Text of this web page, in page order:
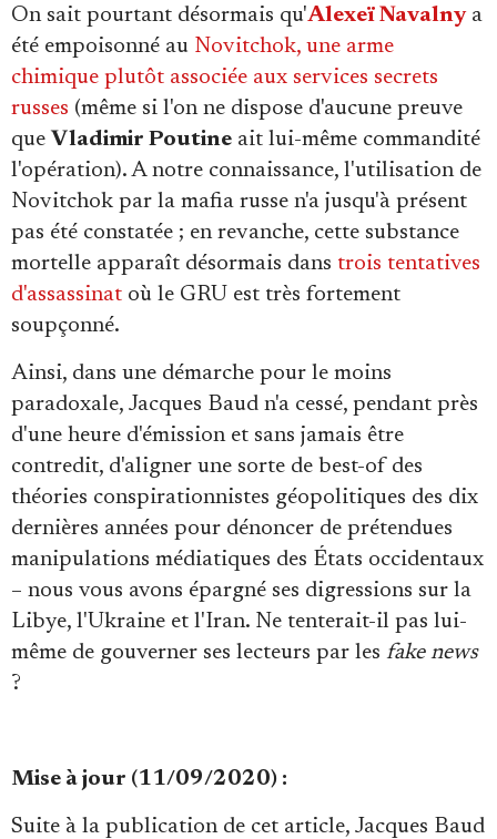
On sait pourtant désormais qu'Alexeï Navalnya
été empoisonné au Novitchok, une arme
chimique plutôt associée aux services secrets
russes (même si l'on ne dispose d'aucune preuve
que Vladimir Poutine ait lui-même commandité
l'opération). A notre connaissance, l'utilisation de
Novitchok par la mafia russe n'a jusqu'à présent
pas été constatée ; en revanche, cette substance
mortelle apparaît désormais dans trois tentatives
d'assassinat où le GRU est très fortement
soupçonné.
Ainsi, dans une démarche pour le moins
paradoxale, Jacques Baud n'a cessé, pendant près
d'une heure d'émission et sans jamais être
contredit, d'aligner une sorte de best-of des
théories conspirationnistes géopolitiques des dix
dernières années pour dénoncer de prétendues
manipulations médiatiques des États occidentaux
– nous vous avons épargné ses digressions sur la
Libye, l'Ukraine et l'Iran. Ne tenterait-il pas lui-
même de gouverner ses lecteurs par les fake news
?
Mise à jour (11/09/2020) :
Suite à la publication de cet article, Jacques Baud